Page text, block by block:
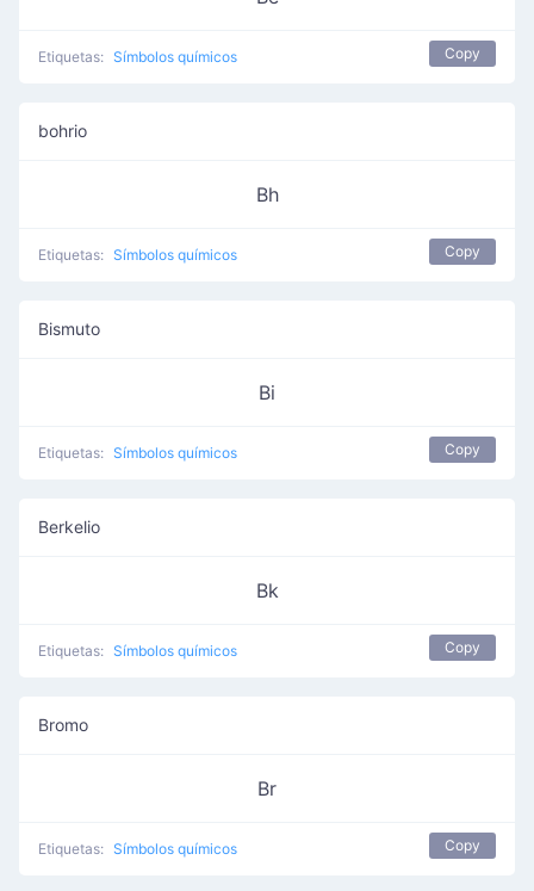
Etiquetas: Símbolos químicos Copy
bohrio
Bh
Etiquetas: Símbolos químicos Copy
Bismuto
Bi
Etiquetas: Símbolos químicos Copy
Berkelio
Bk
Etiquetas: Símbolos químicos Copy
Bromo
Br
Etiquetas: Símbolos químicos Copy